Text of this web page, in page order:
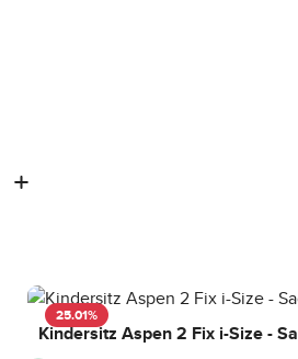
25.01%
Kindersitz Aspen 2 Fix i-Size -